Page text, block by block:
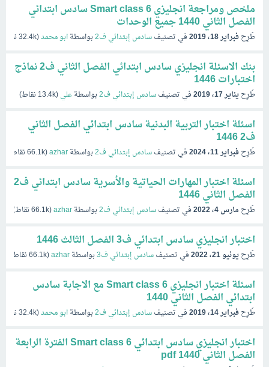
ملخص ومراجعة انجليزي Smart class 6 سادس ابتدائي
الفصل الثاني 1440 جميع الوحدات
طُرِحفبراير 18، 2019 في تصنيفسادس إبتدائي ف2 بواسطةابو محمد(
32.4kنقاط)
بنك الاسئلة انجليزي سادس ابتدائي الفصل الثاني ف2 نماذج
اختبارات 1446
طُرِحيناير 17، 2019 في تصنيفسادس إبتدائي ف2 بواسطةعلي(
13.4kنقاط)
اسئلة اختبار التربية البدنية سادس ابتدائي الفصل الثاني
ف2 1446
طُرِحفبراير 11، 2024 في تصنيفسادس إبتدائي ف2 بواسطةazhar
(
66.1kنقاط)
اسئلة اختبار المهارات الحياتية والأسرية سادس ابتدائي ف2
الفصل الثاني 1446
طُرِح مارس 4، 2022 في تصنيفسادس إبتدائي ف2 بواسطةazhar
(
66.1kنقاط)
اختبار انجليزي سادس ابتدائي ف3 الفصل الثالث 1446
طُرِحيونيو 21، 2022 في تصنيفسادس إبتدائي ف3 بواسطةazhar
(
66.1kنقاط)
اسئلة اختبار انجليزي Smart class 6 مع الاجابة سادس
ابتدائي الفصل الثاني 1440
طُرِحفبراير 14، 2019 في تصنيفسادس إبتدائي ف2 بواسطةابو محمد(
32.4kنقاط)
اختبار انجليزي سادس ابتدائي Smart class 6 الفترة الرابعة
الفصل الثاني 1440 pdf